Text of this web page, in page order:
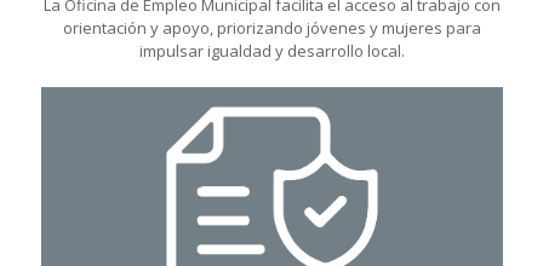
orientación y apoyo, priorizando jóvenes y mujeres para
impulsar igualdad y desarrollo local.